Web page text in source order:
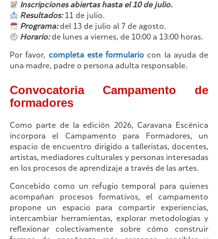
Inscripciones abiertas hasta el 10 de julio.
Resultados:11 de julio.
Programa:del 13 de julio al 7 de agosto.
Horario: de lunes a viernes, de 10:00 a 13:00 horas.
Por favor, completa este formulario con la ayuda de
una madre, padre o persona adulta responsable.
Convocatoria Campamento de
formadores
Como parte de la edición 2026, Caravana Escénica
incorpora el Campamento para Formadores, un
espacio de encuentro dirigido a talleristas, docentes,
artistas, mediadores culturales y personas interesadas
en los procesos de aprendizaje a través de las artes.
Concebido como un refugio temporal para quienes
acompañan procesos formativos, el campamento
propone un espacio para compartir experiencias,
intercambiar herramientas, explorar metodologías y
reflexionar colectivamente sobre cómo construir